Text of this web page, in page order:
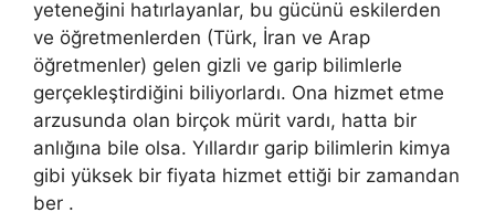
yeteneğini hatırlayanlar, bu gücünü eskilerden
ve öğretmenlerden (Türk, İran ve Arap
öğretmenler) gelen gizli ve garip bilimlerle
gerçekleştirdiğini biliyorlardı. Ona hizmet etme
arzusunda olan birçok mürit vardı, hatta bir
anlığına bile olsa. Yıllardır garip bilimlerin kimya
gibi yüksek bir fiyata hizmet ettiği bir zamandan
ber .